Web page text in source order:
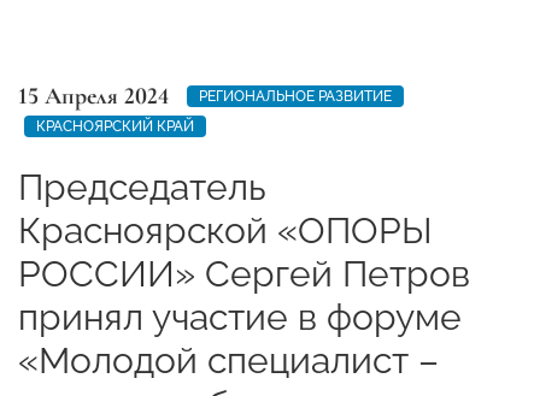
15 Апреля 2024
РЕГИОНАЛЬНОЕ РАЗВИТИЕ
КРАСНОЯРСКИЙ КРАЙ
Председатель
Красноярской «ОПОРЫ
РОССИИ» Сергей Петров
принял участие в форуме
«Молодой специалист –